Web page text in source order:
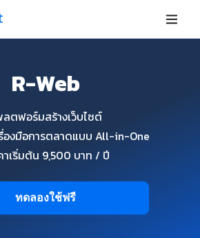
R-Web
ตฟอร์มสร้างเว็บไซต์
องมือการตลาดแบบ All-in-One
าเริ่มต้น 9,500 บาท / ปี
ทดลองใช้ฟรี